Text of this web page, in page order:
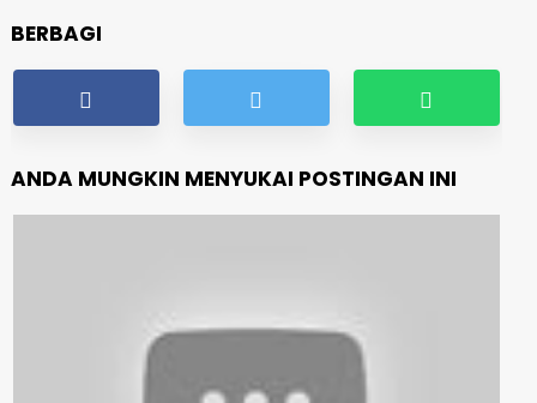
BERBAGI
ANDA MUNGKIN MENYUKAI POSTINGAN INI